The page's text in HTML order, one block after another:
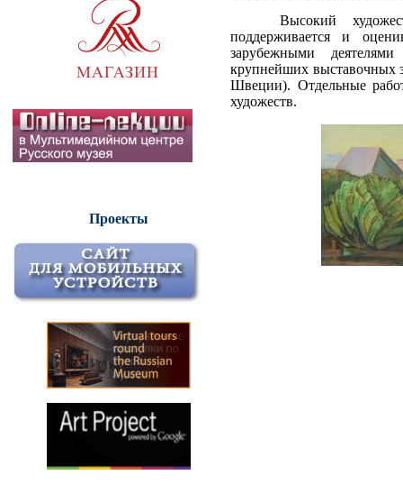
Проекты
Высокий
поддерживается и
зарубежными
крупнейших выставочных
Швеции). Отдельные
художеств.